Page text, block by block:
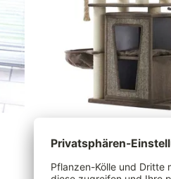
50 cm
329,99 €*